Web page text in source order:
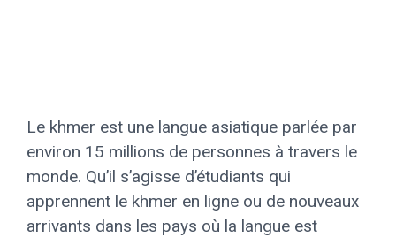
Le khmer est une langue asiatique parlée par
environ 15 millions de personnes à travers le
monde. Qu’il s’agisse d’étudiants qui
apprennent le khmer en ligne ou de nouveaux
arrivants dans les pays où la langue est